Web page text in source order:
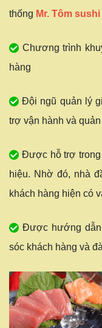
thống Mr. Tôm sushi
Chương trình
hàng
Đội ngũ quản lý
trợ vận hành và
Được hỗ trợ trong
hiệu. Nhờ đó, nhà
khách hàng hiện có
Được hướng dẫn
sóc khách hàng và